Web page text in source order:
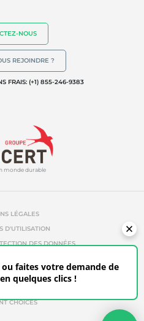
monde durable
NOUS
REJOINDRE ?
FRAIS: (+1) 855-246-9383
LÉGALES
D'UTILISATION
DES DONNÉES
ABUSIVES
CHOICES
faites votre demande de
quelques clics !